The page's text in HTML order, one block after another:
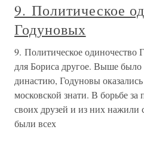
9. Политическое
Годуновых
9. Политическое
для Бориса другое. Выше было
династию, Годуновы
московской знати. В борьбе за
своих друзей и из них
были всех